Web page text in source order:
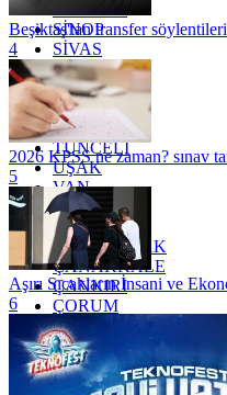
SİNOP
SİVAS
SİİRT
TEKİRDAĞ
TOKAT
TRABZON
TUNCELİ
UŞAK
VAN
YALOVA
YOZGAT
ZONGULDAK
ÇANAKKALE
ÇANKIRI
ÇORUM
İSTANBUL
İZMİR
ŞANLIURFA
ŞIRNAK
Beşiktaş'tan transfer
4
2026 KPSS ne zaman? sınav
5
Aşırı Sıcakların İnsani ve
6